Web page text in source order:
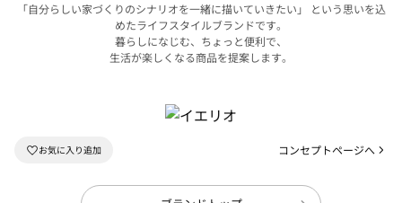
「自分らしい家づくりのシナリオを一緒に描いていきたい」 という思いを込
めたライフスタイルブランドです。
暮らしになじむ、ちょっと便利で、
生活が楽しくなる商品を提案します。
コンセプトページへ